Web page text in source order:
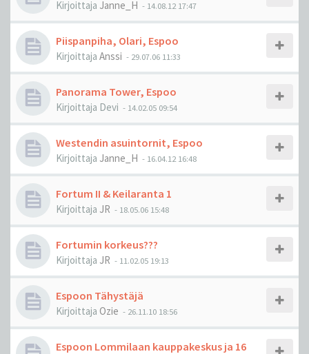
Kirjoittaja Janne_H - 14.08.12 17:47
Piispanpiha, Olari, Espoo
Kirjoittaja Anssi - 29.07.06 11:33
Panorama Tower, Espoo
Kirjoittaja Devi - 14.02.05 09:54
Westendin asuintornit, Espoo
Kirjoittaja Janne_H - 16.04.12 16:48
Fortum II & Keilaranta 1
Kirjoittaja JR - 18.05.06 15:48
Fortumin korkeus???
Kirjoittaja JR - 11.02.05 19:13
Espoon Tähystäjä
Kirjoittaja Ozie - 26.11.10 18:56
Espoon Lommilaan kauppakeskus ja 16